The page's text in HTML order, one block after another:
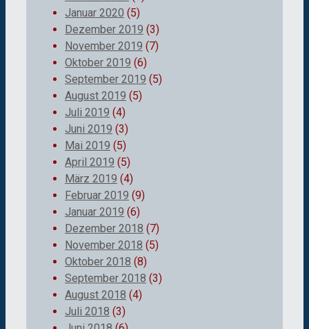
Januar 2020 (5)
Dezember 2019 (3)
November 2019 (7)
Oktober 2019 (6)
September 2019 (5)
August 2019 (5)
Juli 2019 (4)
Juni 2019 (3)
Mai 2019 (5)
April 2019 (5)
März 2019 (4)
Februar 2019 (9)
Januar 2019 (6)
Dezember 2018 (7)
November 2018 (5)
Oktober 2018 (8)
September 2018 (3)
August 2018 (4)
Juli 2018 (3)